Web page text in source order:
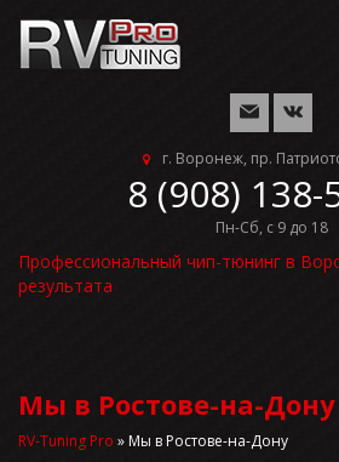
г. Воронеж, пр.
8 (908) 138-
Пн-Сб, с 9 до 18
Профессиональный чип-тюнинг в
результата
Мы в Ростове-на-Дону
RV-Tuning Pro »Мы в Ростове-на-Дону